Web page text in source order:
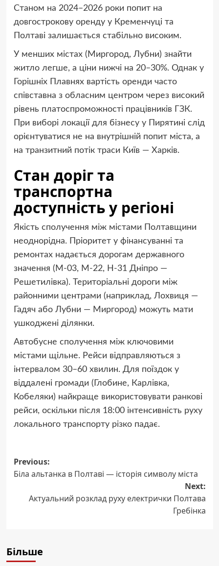
Станом на 2024–2026 роки попит на
довгострокову оренду у Кременчуці та
Полтаві залишається стабільно високим.
У менших містах (Миргород, Лубни) знайти
житло легше, а ціни нижчі на 20–30%. Однак у
Горішніх Плавнях вартість оренди часто
співставна з обласним центром через високий
рівень платоспроможності працівників ГЗК.
При виборі локації для бізнесу у Пирятині слід
орієнтуватися не на внутрішній попит міста, а
на транзитний потік траси Київ — Харків.
Стан доріг та
транспортна
доступність у регіоні
Якість сполучення між містами Полтавщини
неоднорідна. Пріоритет у фінансуванні та
ремонтах надається дорогам державного
значення (М-03, М-22, Н-31 Дніпро —
Решетилівка). Територіальні дороги між
районними центрами (наприклад, Лохвиця —
Гадяч або Лубни — Миргород) можуть мати
ушкоджені ділянки.
Автобусне сполучення між ключовими
містами щільне. Рейси відправляються з
інтервалом 30–60 хвилин. Для поїздок у
віддалені громади (Глобине, Карлівка,
Кобеляки) найкраще використовувати ранкові
рейси, оскільки після 18:00 інтенсивність руху
локального транспорту різко падає.
Post
navigation
Previous:
Біла альтанка в Полтаві — історія символу міста
Next:
Актуальний розклад руху електрички Полтава
Гребінка
Більше